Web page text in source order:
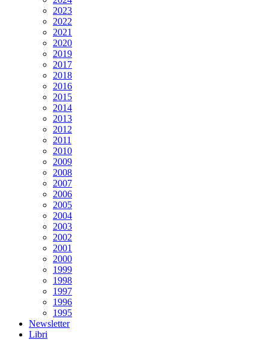
2023
2022
2021
2020
2019
2017
2018
2016
2015
2014
2013
2012
2011
2010
2009
2008
2007
2006
2005
2004
2003
2002
2001
2000
1999
1998
1997
1996
1995
Newsletter
Libri